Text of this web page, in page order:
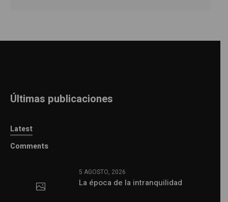
Últimas publicaciones
Latest
Comments
5 AGOSTO, 2026
La época de la intranquilidad